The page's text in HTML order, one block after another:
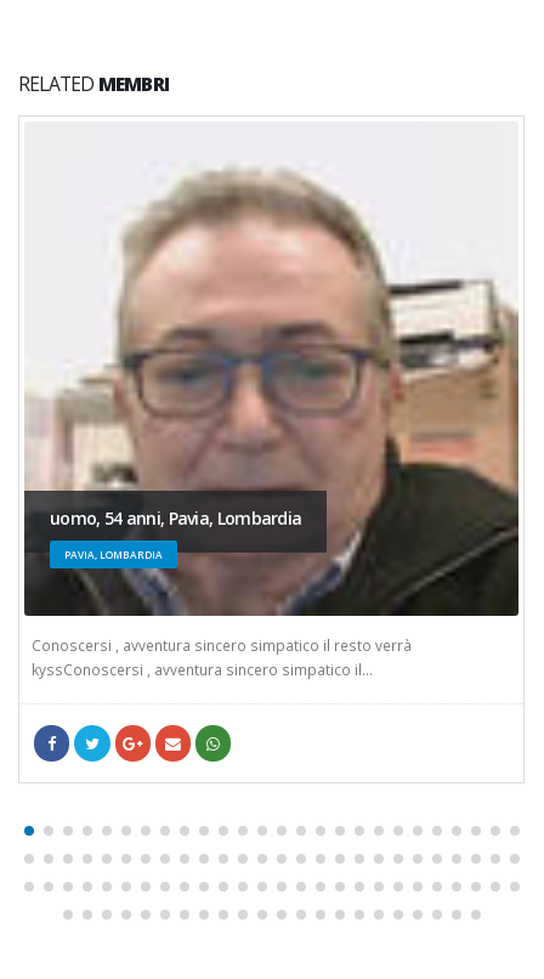
RELATED MEMBRI
uomo, 54 anni, Pavia, Lombardia
PAVIA, LOMBARDIA
Conoscersi , avventura sincero simpatico il resto verrà
kyssConoscersi , avventura sincero simpatico il...
FacebookcinguettioLinkedInGoogle +